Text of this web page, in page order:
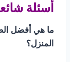
أسئلة
ما هي أفضل
المنزل؟